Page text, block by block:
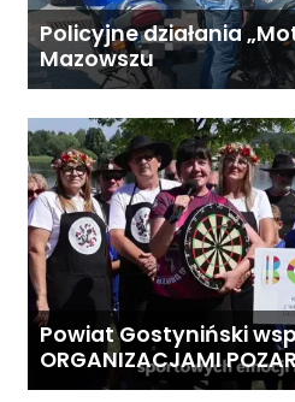
Policyjne działania
Mazowszu
Powiat Gostyniński
ORGANIZACJAMI
o środki z Budżetu